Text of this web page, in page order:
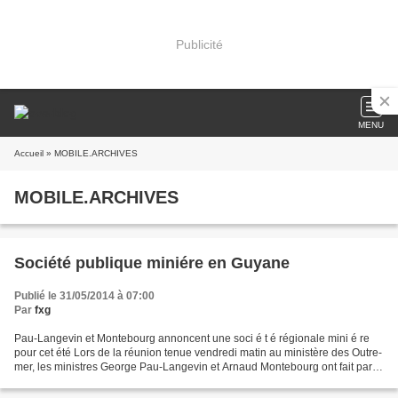
Publicité
MENU
Accueil » MOBILE.ARCHIVES
MOBILE.ARCHIVES
Société publique miniére en Guyane
Publié le 31/05/2014 à 07:00
Par fxg
Pau-Langevin et Montebourg annoncent une soci é t é régionale mini é re
pour cet été Lors de la réunion tenue vendredi matin au ministère des Outre-
mer, les ministres George Pau-Langevin et Arnaud Montebourg ont fait part